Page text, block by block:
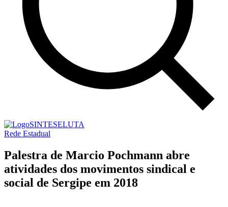
SINTESELUTA
Rede Estadual
Palestra de Marcio Pochmann abre
atividades dos movimentos sindical e
social de Sergipe em 2018